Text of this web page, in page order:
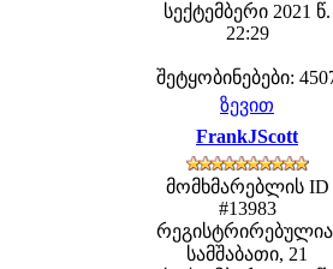
სექტემბერი 2021 წ.
22:29
შეტყობინებები:
ზევით
FrankJScott
მომხმარებლის ID
#13983
სამშაბათი, 21